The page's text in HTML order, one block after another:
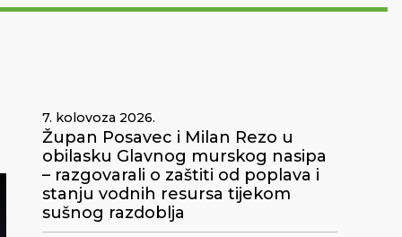
7. kolovoza 2026.
Župan Posavec i Milan Rezo u
obilasku Glavnog murskog nasipa
– razgovarali o zaštiti od poplava i
stanju vodnih resursa tijekom
sušnog razdoblja